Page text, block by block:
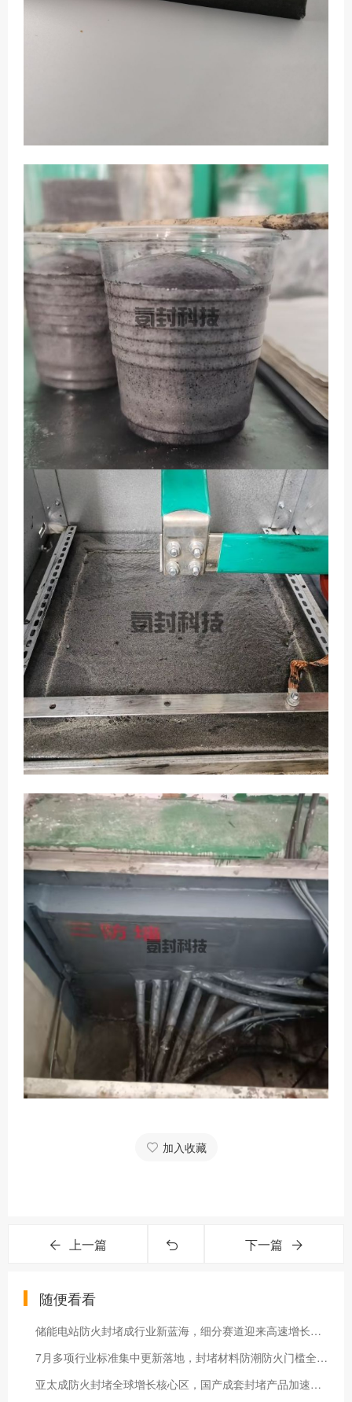
加入收藏
上一篇 下一篇
随便看看
储能电站防火封堵成行业新蓝海，细分赛道迎来高速增长与升级变革
7月多项行业标准集中更新落地，封堵材料防潮防火门槛全面升级
亚太成防火封堵全球增长核心区，国产成套封堵产品加速出海